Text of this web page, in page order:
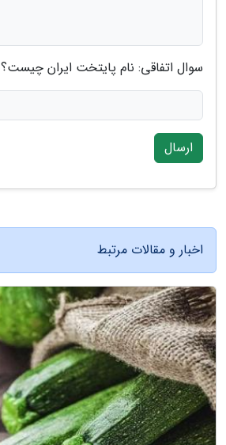
سوال اتفاقی: نام پایتخت ایران چیست؟
ارسال
اخبار و مقالات مرتبط